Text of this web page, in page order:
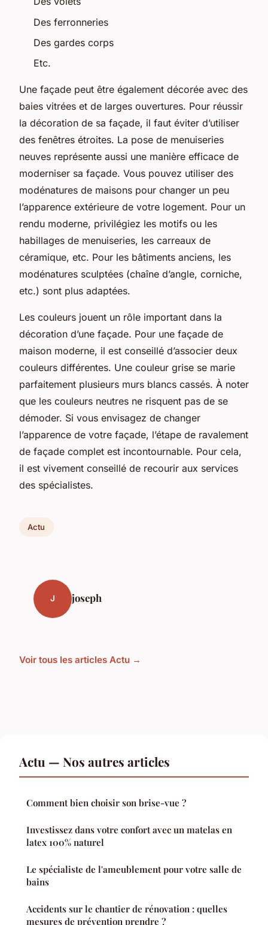
Des ferronneries
Des gardes corps
Etc.
Une façade peut être également décorée avec des
baies vitrées et de larges ouvertures. Pour réussir
la décoration de sa façade, il faut éviter d’utiliser
des fenêtres étroites. La pose de menuiseries
neuves représente aussi une manière efficace de
moderniser sa façade. Vous pouvez utiliser des
modénatures de maisons pour changer un peu
l’apparence extérieure de votre logement. Pour un
rendu moderne, privilégiez les motifs ou les
habillages de menuiseries, les carreaux de
céramique, etc. Pour les bâtiments anciens, les
modénatures sculptées (chaîne d’angle, corniche,
etc.) sont plus adaptées.
Les couleurs jouent un rôle important dans la
décoration d’une façade. Pour une façade de
maison moderne, il est conseillé d’associer deux
couleurs différentes. Une couleur grise se marie
parfaitement plusieurs murs blancs cassés. À noter
que les couleurs neutres ne risquent pas de se
démoder. Si vous envisagez de changer
l’apparence de votre façade, l’étape de ravalement
de façade complet est incontournable. Pour cela,
il est vivement conseillé de recourir aux services
des spécialistes.
Actu
J joseph
Voir tous les articles Actu →
Actu — Nos autres articles
Comment bien choisir son brise-vue ?
Investissez dans votre confort avec un matelas en
latex 100% naturel
Le spécialiste de l'ameublement pour votre salle de
bains
Accidents sur le chantier de rénovation : quelles
mesures de prévention prendre ?